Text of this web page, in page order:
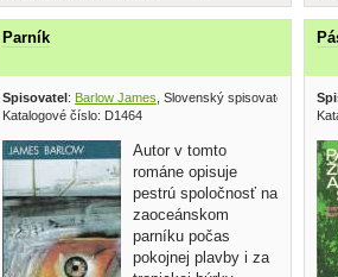
Parník
Spisovatel : Barlow James , Slovenský spisovateľ 1982
Katalogové číslo: D1464
Autor v tomto
románe opisuje
pestrú spoločnosť na
zaoceánskom
parníku počas
pokojnej plavby i za